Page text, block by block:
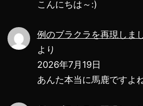
方
は
こんにちは～:)
例のブラクラを再現しま
より
2026年7月19日
あんた本当に馬鹿ですよ